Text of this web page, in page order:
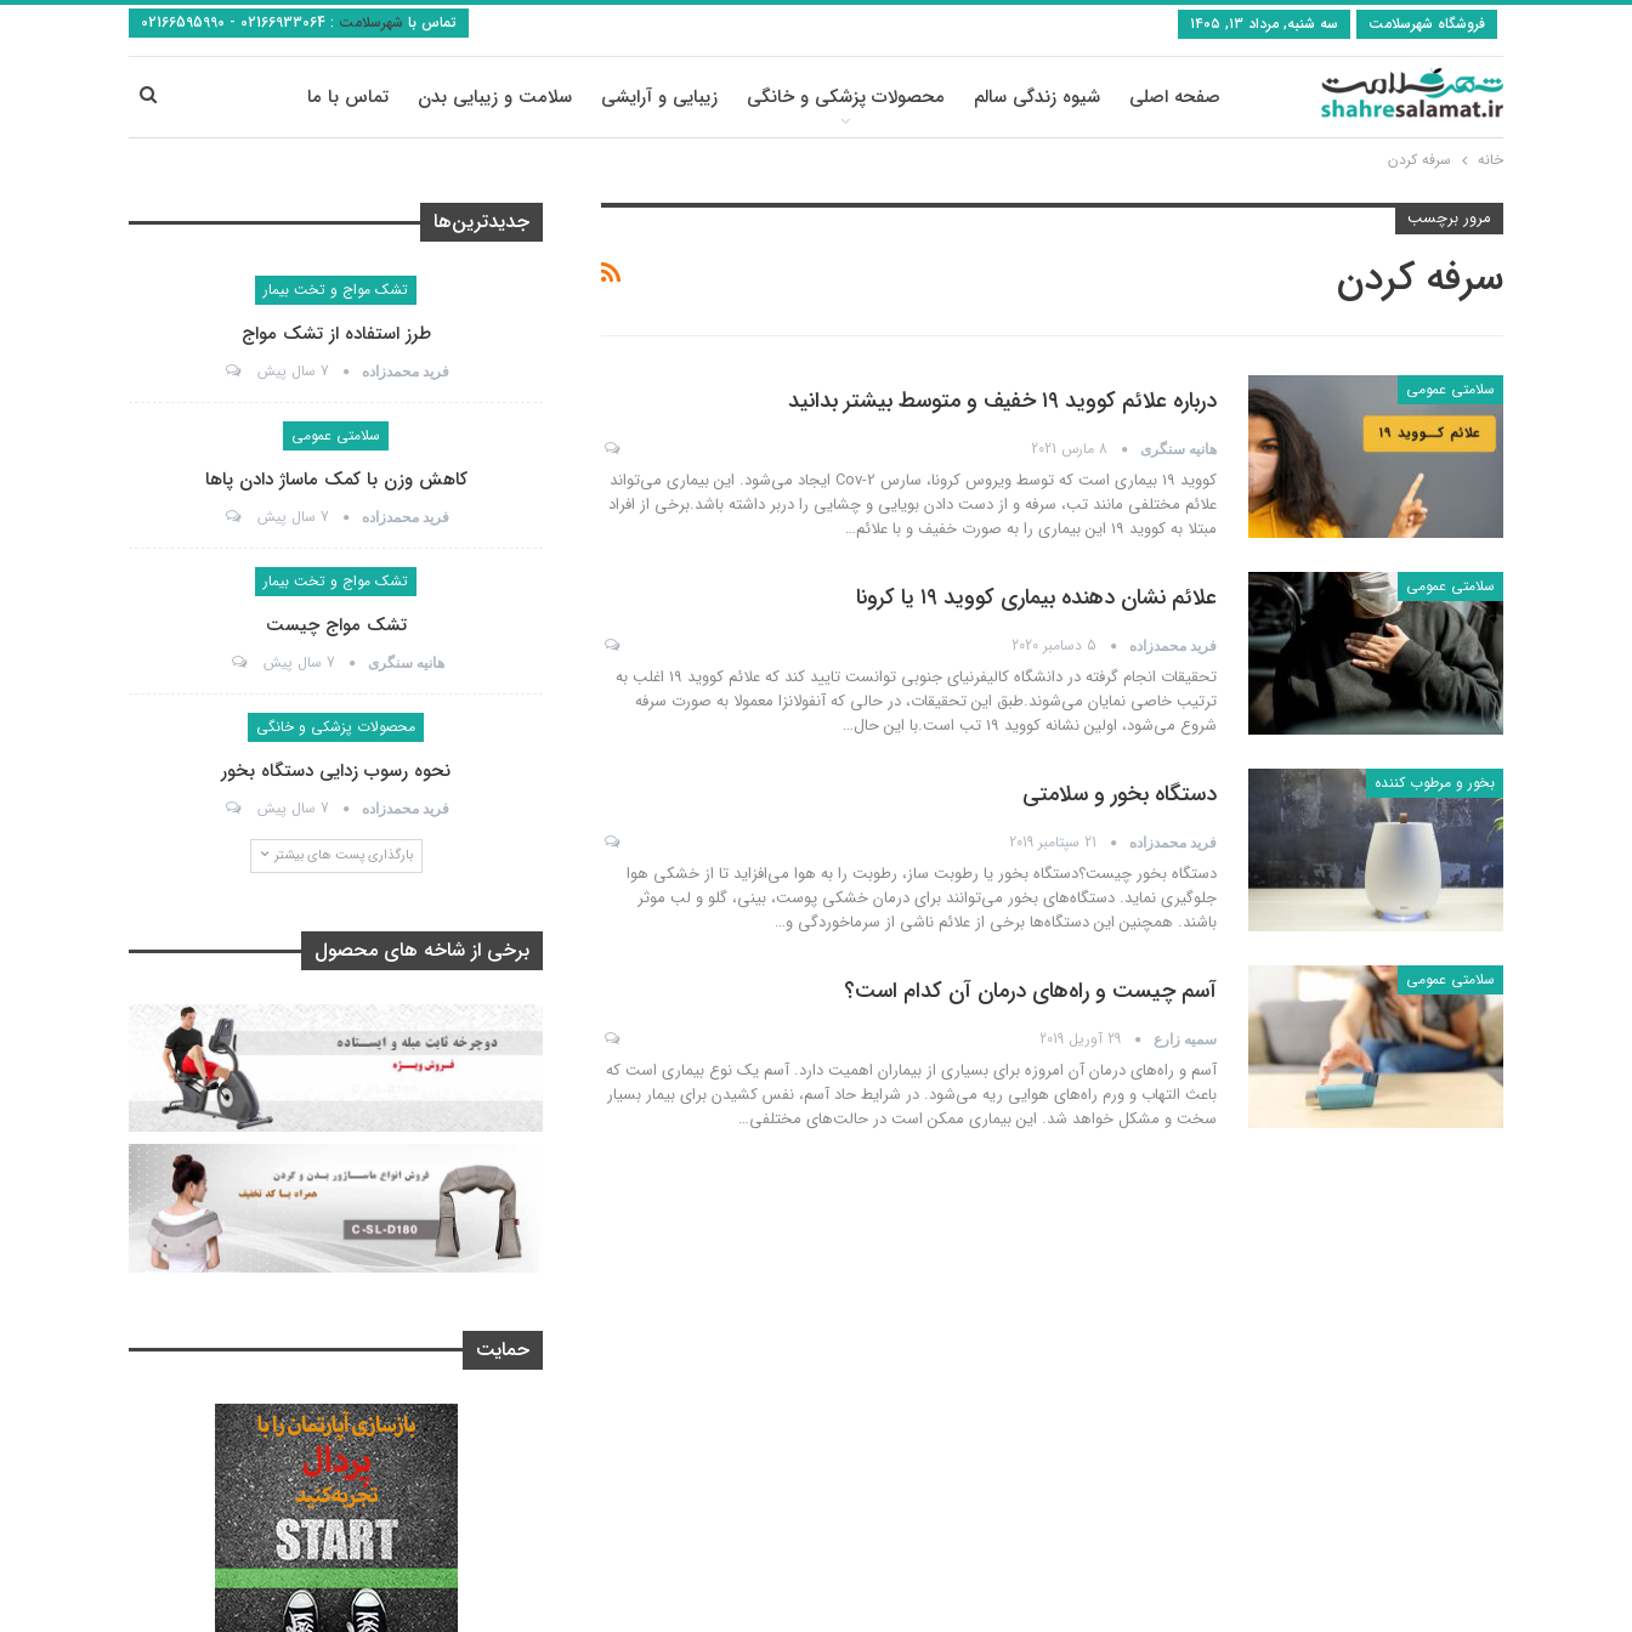
تماس با شهرسلامت : فروشگاه شهرسلامت سه شنبه, مرداد ۱۳, ۱۴۰۵
صفحه اصلی شیوه زندگی سالم محصولات پزشکی و خانگی زیبایی و آرایشی سلامت و زیبایی بدن تماس با ما
خانه سرفه کردن
مرور برچسب
سرفه کردن
سلامتی عمومی درباره علائم کووید ۱۹ خفیف و متوسط بیشتر بدانید
هانیه سنگری 8 مارس 2021
کووید ۱۹ بیماری است که توسط ویروس کرونا، سارس Cov-2 ایجاد می‌شود. این بیماری می‌تواند
علائم مختلفی مانند تب، سرفه و از دست دادن بویایی و چشایی را دربر داشته باشد.برخی از افراد
مبتلا به کووید ۱۹ این بیماری را به صورت خفیف و با علائم
…
سلامتی عمومی علائم نشان دهنده بیماری کووید ۱۹ یا کرونا
فرید محمدزاده 5 دسامبر 2020
تحقیقات انجام گرفته در دانشگاه کالیفرنیای جنوبی توانست تایید کند که علائم کووید ۱۹ اغلب به
ترتیب خاصی نمایان می‌شوند.طبق این تحقیقات، در حالی که آنفولانزا معمولا به صورت سرفه
شروع می‌شود، اولین نشانه کووید ۱۹ تب است.با این حال
…
بخور و مرطوب کننده دستگاه بخور و سلامتی
فرید محمدزاده 21 سپتامبر 2019
دستگاه بخور چیست؟دستگاه بخور یا رطوبت ساز، رطوبت را به هوا می‌افزاید تا از خشکی هوا
جلوگیری نماید. دستگاه‌های بخور می‌توانند برای درمان خشکی پوست، بینی، گلو و لب موثر
باشند. همچنین این دستگاه‌ها برخی از علائم ناشی از سرماخوردگی و…
سلامتی عمومی آسم چیست و راه‌های درمان آن کدام است؟
سمیه زارع 29 آوریل 2019
آسم و راه‌های درمان آن امروزه برای بسیاری از بیماران اهمیت دارد. آسم یک نوع بیماری است که
باعث التهاب و ورم راه‌های هوایی ریه می‌شود. در شرایط حاد آسم، نفس کشیدن برای بیمار بسیار
سخت و مشکل خواهد شد. این بیماری ممکن است در حالت‌های مختلفی…
جدیدترین‌ها
تشک مواج و تخت بیمار
طرز استفاده از تشک مواج
فرید محمدزاده 7 سال پیش
سلامتی عمومی
کاهش وزن با کمک ماساژ دادن پاها
فرید محمدزاده 7 سال پیش
تشک مواج و تخت بیمار
تشک مواج چیست
هانیه سنگری 7 سال پیش
محصولات پزشکی و خانگی
نحوه رسوب زدایی دستگاه بخور
فرید محمدزاده 7 سال پیش
بارگذاری پست های بیشتر
برخی از شاخه های محصول
حمایت